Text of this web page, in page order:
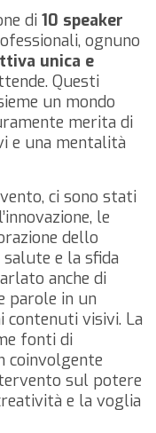
di 10 speaker
ognuno
unica e
Questi
un mondo
merita di
e una mentalità
ci sono stati
le
dello
e la sfida
anche di
parole in un
contenuti visivi. La
fonti di
coinvolgente
sul potere
e la voglia